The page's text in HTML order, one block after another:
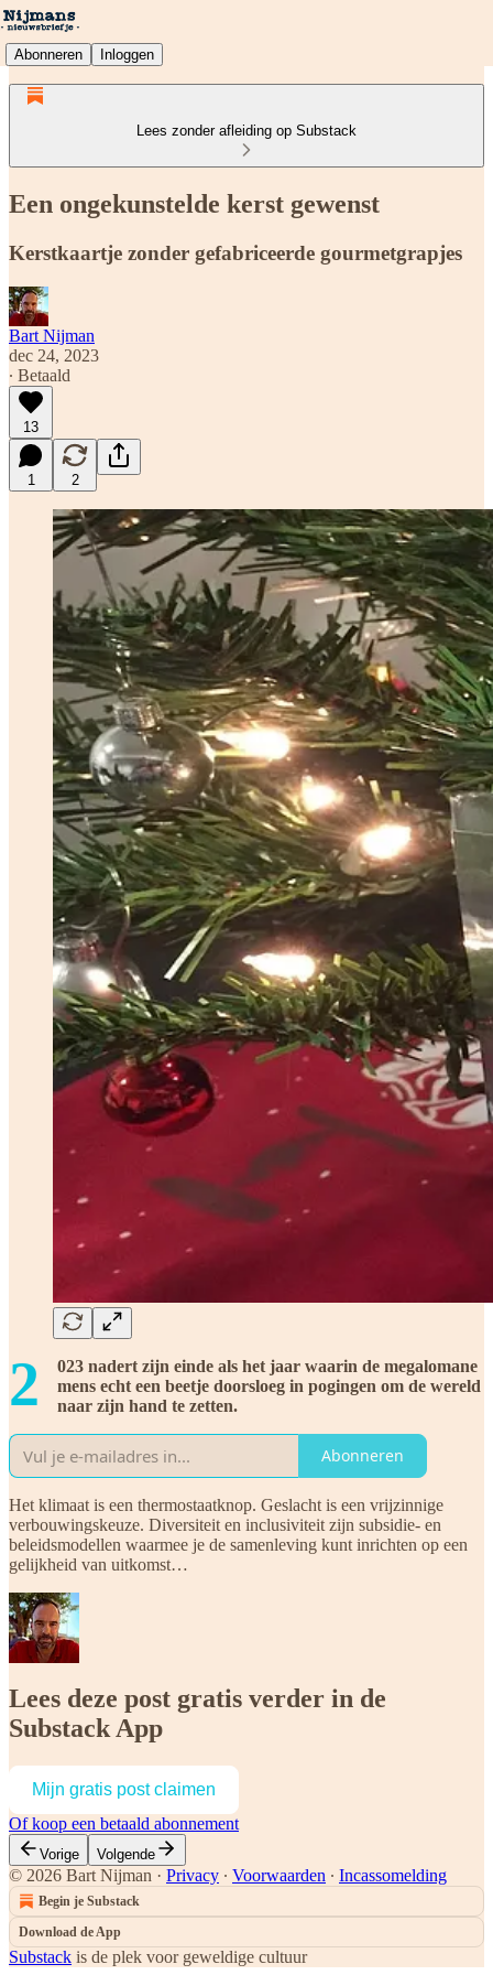
Abonneren Inloggen
Lees zonder afleiding op Substack
Een ongekunstelde kerst gewenst
Kerstkaartje zonder gefabriceerde gourmetgrapjes
Bart Nijman
dec 24, 2023
∙ Betaald
13
1 2
2
023 nadert zijn einde als het jaar waarin de megalomane
mens echt een beetje doorsloeg in pogingen om de wereld
naar zijn hand te zetten.
Abonneren
Het klimaat is een thermostaatknop. Geslacht is een vrijzinnige
verbouwingskeuze. Diversiteit en inclusiviteit zijn subsidie- en
beleidsmodellen waarmee je de samenleving kunt inrichten op een
gelijkheid van uitkomst…
Lees deze post gratis verder in de
Substack App
Mijn gratis post claimen
Of koop een betaald abonnement
Vorige Volgende
© 2026 Bart Nijman · Privacy ∙ Voorwaarden ∙ Incassomelding
Begin je Substack
Download de App
Substack is de plek voor geweldige cultuur